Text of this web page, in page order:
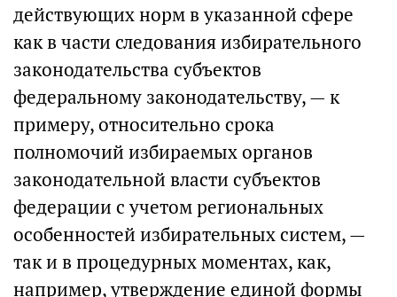
действующих норм в указанной сфере
как в части следования избирательного
законодательства субъектов
федеральному законодательству, — к
примеру, относительно срока
полномочий избираемых органов
законодательной власти субъектов
федерации с учетом региональных
особенностей избирательных систем, —
так и в процедурных моментах, как,
например, утверждение единой формы